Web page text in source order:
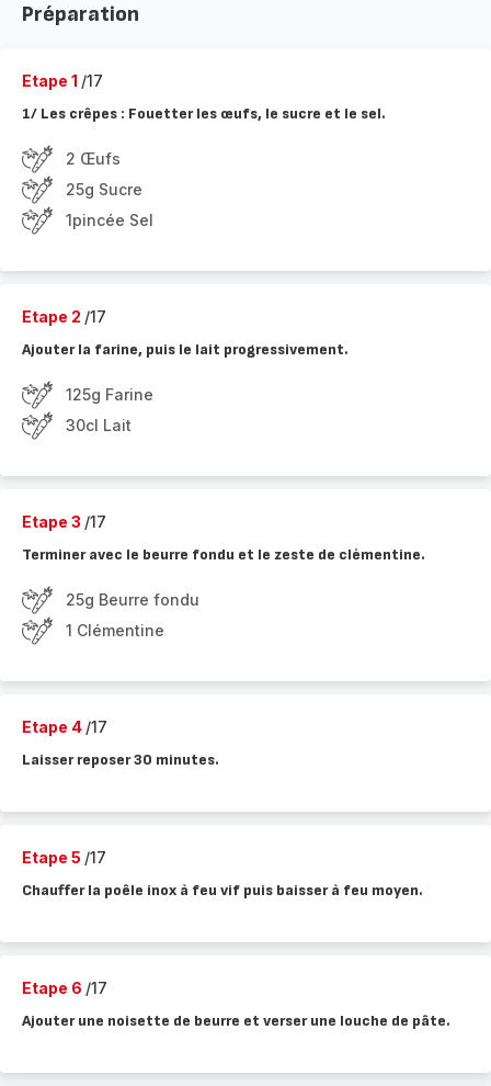
Préparation
Etape 1 /17
1/ Les crêpes : Fouetter les œufs, le sucre et le sel.
2 Œufs
25g Sucre
1pincée Sel
Etape 2 /17
Ajouter la farine, puis le lait progressivement.
125g Farine
30cl Lait
Etape 3 /17
Terminer avec le beurre fondu et le zeste de clémentine.
25g Beurre fondu
1 Clémentine
Etape 4 /17
Laisser reposer 30 minutes.
Etape 5 /17
Chauffer la poêle inox à feu vif puis baisser à feu moyen.
Etape 6 /17
Ajouter une noisette de beurre et verser une louche de pâte.